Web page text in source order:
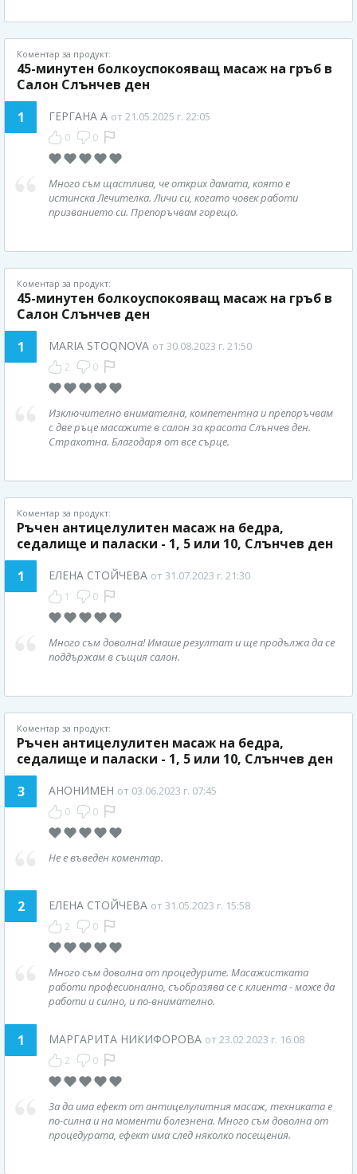
Коментар за продукт:
45-минутен болкоуспокояващ масаж на гръб в
Салон Слънчев ден
1
ГЕРГАНА А от 21.05.2025 г. 22:05
0 0
Много съм щастлива, че открих дамата, която е
истинска Лечителка. Личи си, когато човек работи
призванието си. Препоръчвам горещо.
Коментар за продукт:
45-минутен болкоуспокояващ масаж на гръб в
Салон Слънчев ден
1
MARIA STOQNOVA от 30.08.2023 г. 21:50
2 0
Изключително внимателна, компетентна и препоръчвам
с две ръце масажите в салон за красота Слънчев ден.
Страхотна. Благодаря от все сърце.
Коментар за продукт:
Ръчен антицелулитен масаж на бедра,
седалище и паласки - 1, 5 или 10, Слънчев ден
1
ЕЛЕНА СТОЙЧЕВА от 31.07.2023 г. 21:30
1 0
Много съм доволна! Имаше резултат и ще продължа да се
поддържам в същия салон.
Коментар за продукт:
Ръчен антицелулитен масаж на бедра,
седалище и паласки - 1, 5 или 10, Слънчев ден
3
АНОНИМЕН от 03.06.2023 г. 07:45
0 0
Не е въведен коментар.
2 ЕЛЕНА СТОЙЧЕВА от 31.05.2023 г. 15:58
2 0
Много съм доволна от процедурите. Масажистката
работи професионално, съобразява се с клиента - може да
работи и силно, и по-внимателно.
1 МАРГАРИТА НИКИФОРОВА от 23.02.2023 г. 16:08
2 0
За да има ефект от антицелулитния масаж, техниката е
по-силна и на моменти болезнена. Много съм доволна от
процедурата, ефект има след няколко посещения.